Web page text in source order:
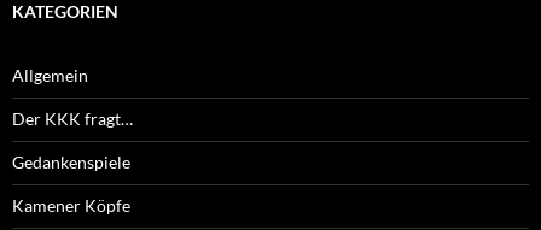
KATEGORIEN
Allgemein
Der KKK fragt…
Gedankenspiele
Kamener Köpfe